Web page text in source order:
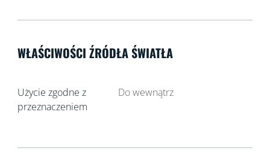
WŁAŚCIWOŚCI ŹRÓDŁA ŚWIATŁA
Użycie zgodne z
przeznaczeniem
Do wewnątrz